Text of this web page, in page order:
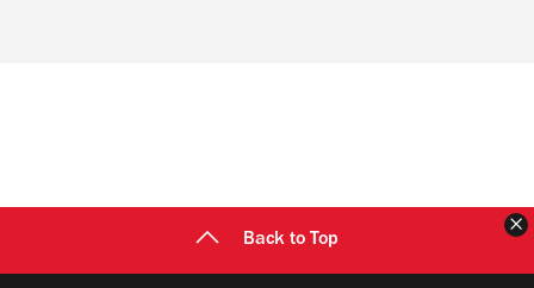
Back to Top